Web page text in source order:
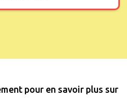
pour en savoir plus sur